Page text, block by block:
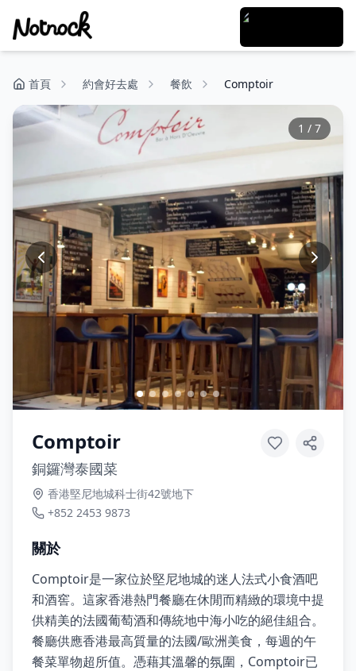
首頁 約會好去處 餐飲 Comptoir
1 / 7
Comptoir
銅鑼灣泰國菜
香港堅尼地城科士街42號地下
+852 2453 9873
關於
Comptoir是一家位於堅尼地城的迷人法式小食酒吧
和酒窖。這家香港熱門餐廳在休閒而精緻的環境中提
供精美的法國葡萄酒和傳統地中海小吃的絕佳組合。
餐廳供應香港最高質量的法國/歐洲美食，每週的午
餐菜單物超所值。憑藉其溫馨的氛圍，Comptoir已